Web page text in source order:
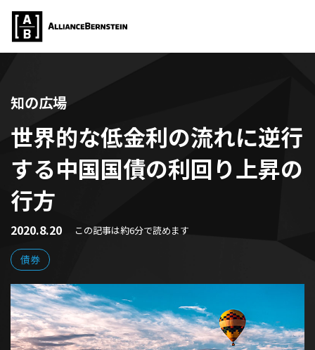
知の広場
世界的な低金利の流れに逆行
する中国国債の利回り上昇の
行方
2020.8.20 この記事は約6分で読めます
債券